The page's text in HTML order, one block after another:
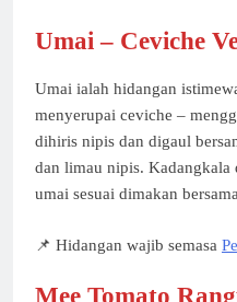
Umai – Ceviche
Umai ialah hidangan
menyerupai ceviche –
dihiris nipis dan digaul
dan limau nipis. Kadangkala
umai sesuai dimakan
📌 Hidangan wajib semasa
Mee Tomato